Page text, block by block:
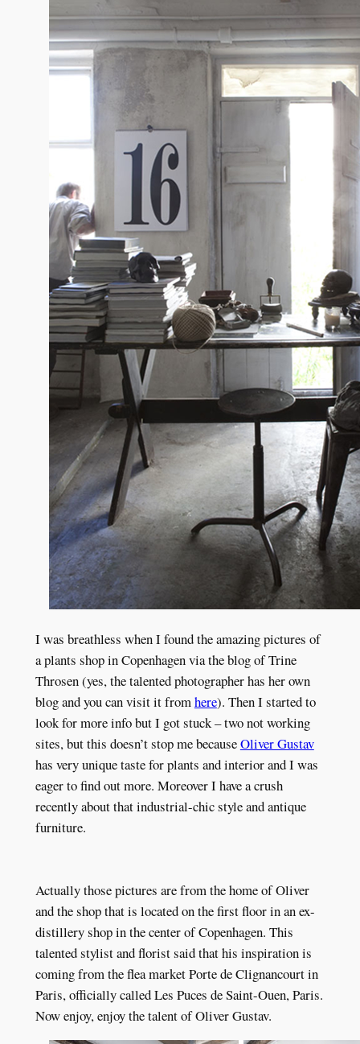
I was breathless when I found the amazing pictures of
a plants shop in Copenhagen via the blog of Trine
Throsen (yes, the talented photographer has her own
blog and you can visit it fromhere). Then I started to
look for more info but I got stuck – two not working
sites, but this doesn’t stop me becauseOliver Gustav
has very unique taste for plants and interior and I was
eager to find out more. Moreover I have a crush
recently about that industrial-chic style and antique
furniture.
Actually those pictures are from the home of Oliver
and the shop that is located on the first floor in an ex-
distillery shop in the center of Copenhagen. This
talented stylist and florist said that his inspiration is
coming from the flea market Porte de Clignancourt in
Paris, officially called Les Puces de Saint-Ouen, Paris.
Now enjoy, enjoy the talent of Oliver Gustav.